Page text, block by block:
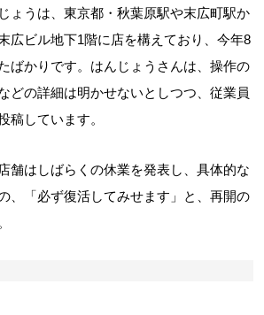
ょうは、東京都・秋葉原駅や末広町駅か
広ビル地下1階に店を構えており、今年8
ばかりです。はんじょうさんは、操作の
どの詳細は明かせないとしつつ、従業員
稿しています。
舗はしばらくの休業を発表し、具体的な
、「必ず復活してみせます」と、再開の